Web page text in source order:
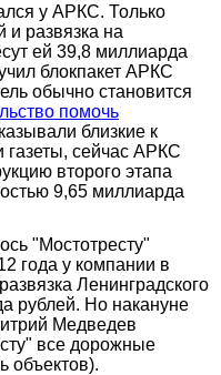
у АРКС. Только
и развязка на
ей 39,8 миллиарда
блокпакет АРКС
обычно становится
помочь
близкие к
сейчас АРКС
второго этапа
9,65 миллиарда
"Мостотресту"
года у компании в
Ленинградского
рублей. Но накануне
Медведев
все дорожные
объектов).